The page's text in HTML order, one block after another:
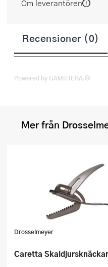
Om leverantören
Recensioner (0)
Powered by GAMIFIERA.®
Mer från
Drosselmeyer
Caretta